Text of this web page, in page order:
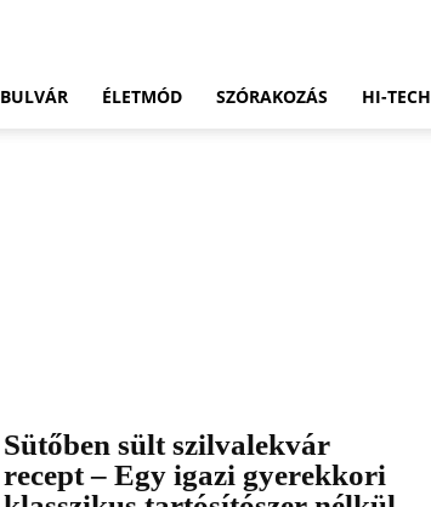
BULVÁR ÉLETMÓD SZÓRAKOZÁS HI-TECH
Sütőben sült szilvalekvár
recept – Egy igazi gyerekkori